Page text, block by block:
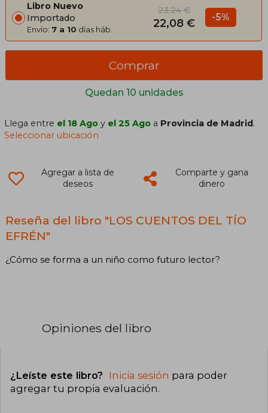
Libro Nuevo
Importado
Envío: 7 a 10 días háb.
23,24 €
22,08 € -5%
Quedan 10 unidades
Comprar
Llega entre el 18 Ago y el 25 Ago a Provincia de Madrid.
Seleccionar ubicación
Agregar a lista de
deseos
Comparte y gana
dinero
Reseña del libro "LOS CUENTOS DEL TÍO
EFRÉN"
¿Cómo se forma a un niño como futuro lector?
Opiniones del libro
¿Leíste este libro? Inicia sesión para poder
agregar tu propia evaluación.